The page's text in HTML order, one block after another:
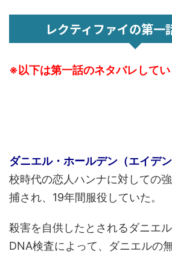
レクティファイの第一
※以下は第一話のネタバレしてい
ダニエル・ホールデン（エイデン
校時代の恋人ハンナに対しての
捕され、19年間服役していた。
殺害を自供したとされるダニエ
DNA検査によって、ダニエルの